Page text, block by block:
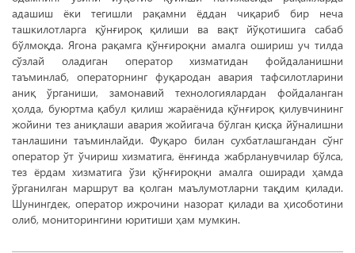
адашиш ёки тегишли рақамни ёддан чиқариб бир неча
ташкилотларга қўнғироқ қилиши ва вақт йўқотишига сабаб
бўлмоқда. Ягона рақамга қўнғироқни амалга ошириш уч тилда
сўзлай оладиган оператор хизматидан фойдаланишни
таъминлаб, операторнинг фуқародан авария тафсилотларини
аниқ ўрганиши, замонавий технологиялардан фойдаланган
ҳолда, буюртма қабул қилиш жараёнида қўнғироқ қилувчининг
жойини тез аниқлаши авария жойигача бўлган қисқа йўналишни
танлашини таъминлайди. Фуқаро билан сухбатлашгандан сўнг
оператор ўт ўчириш хизматига, ёнғинда жабрланувчилар бўлса,
тез ёрдам хизматига ўзи қўнғироқни амалга оширади ҳамда
ўрганилган маршрут ва қолган маълумотларни тақдим қилади.
Шунингдек, оператор ижрочини назорат қилади ва ҳисоботини
олиб, мониторингини юритиши ҳам мумкин.